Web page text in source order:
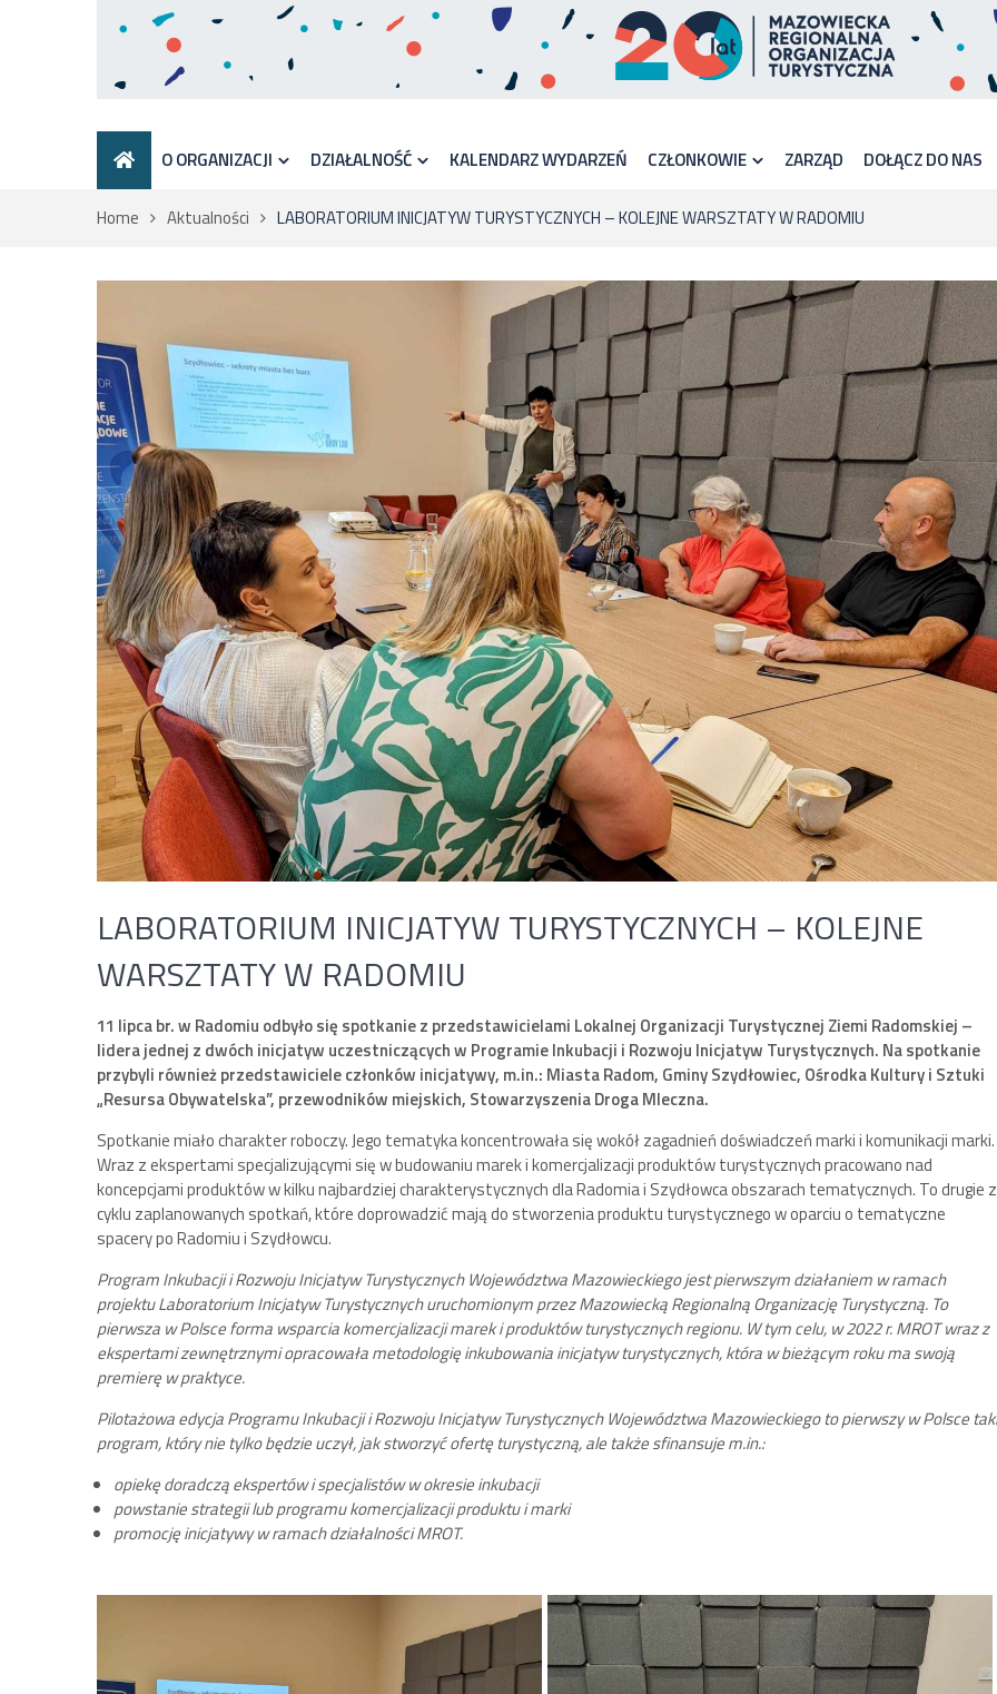
O ORGANIZACJI DZIAŁALNOŚĆ KALENDARZ WYDARZEŃ CZŁONKOWIE ZARZĄD DOŁĄCZ DO NAS
Home Aktualności LABORATORIUM INICJATYW TURYSTYCZNYCH – KOLEJNE WARSZTATY W RADOMIU
LABORATORIUM INICJATYW TURYSTYCZNYCH – KOLEJNE
WARSZTATY W RADOMIU
11 lipca br. w Radomiu odbyło się spotkanie z przedstawicielami Lokalnej Organizacji Turystycznej Ziemi Radomskiej –
lidera jednej z dwóch inicjatyw uczestniczących w Programie Inkubacji i Rozwoju Inicjatyw Turystycznych. Na spotkanie
przybyli również przedstawiciele członków inicjatywy, m.in.: Miasta Radom, Gminy Szydłowiec, Ośrodka Kultury i Sztuki
„Resursa Obywatelska”, przewodników miejskich, Stowarzyszenia Droga Mleczna.
Spotkanie miało charakter roboczy. Jego tematyka koncentrowała się wokół zagadnień doświadczeń marki i komunikacji marki.
Wraz z ekspertami specjalizującymi się w budowaniu marek i komercjalizacji produktów turystycznych pracowano nad
koncepcjami produktów w kilku najbardziej charakterystycznych dla Radomia i Szydłowca obszarach tematycznych. To drugie z
cyklu zaplanowanych spotkań, które doprowadzić mają do stworzenia produktu turystycznego w oparciu o tematyczne
spacery po Radomiu i Szydłowcu.
Program Inkubacji i Rozwoju Inicjatyw Turystycznych Województwa Mazowieckiego jest pierwszym działaniem w ramach
projektu Laboratorium Inicjatyw Turystycznych uruchomionym przez Mazowiecką Regionalną Organizację Turystyczną. To
pierwsza w Polsce forma wsparcia komercjalizacji marek i produktów turystycznych regionu. W tym celu, w 2022 r. MROT wraz z
ekspertami zewnętrznymi opracowała metodologię inkubowania inicjatyw turystycznych, która w bieżącym roku ma swoją
premierę w praktyce.
Pilotażowa edycja Programu Inkubacji i Rozwoju Inicjatyw Turystycznych Województwa Mazowieckiego to pierwszy w Polsce taki
program, który nie tylko będzie uczył, jak stworzyć ofertę turystyczną, ale także sfinansuje m.in.:
opiekę doradczą ekspertów i specjalistów w okresie inkubacji
powstanie strategii lub programu komercjalizacji produktu i marki
promocję inicjatywy w ramach działalności MROT.